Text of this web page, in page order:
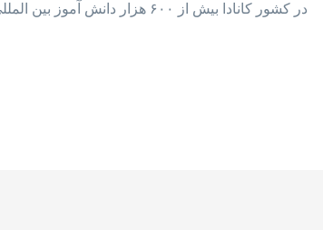
در کشور کانادا بیش از ۶۰۰ هزار دانش آموز بین المللی در دوره های دبستان، دبیرستان، دانشگاه، کالج … بین المللی در حال تحصیل هست